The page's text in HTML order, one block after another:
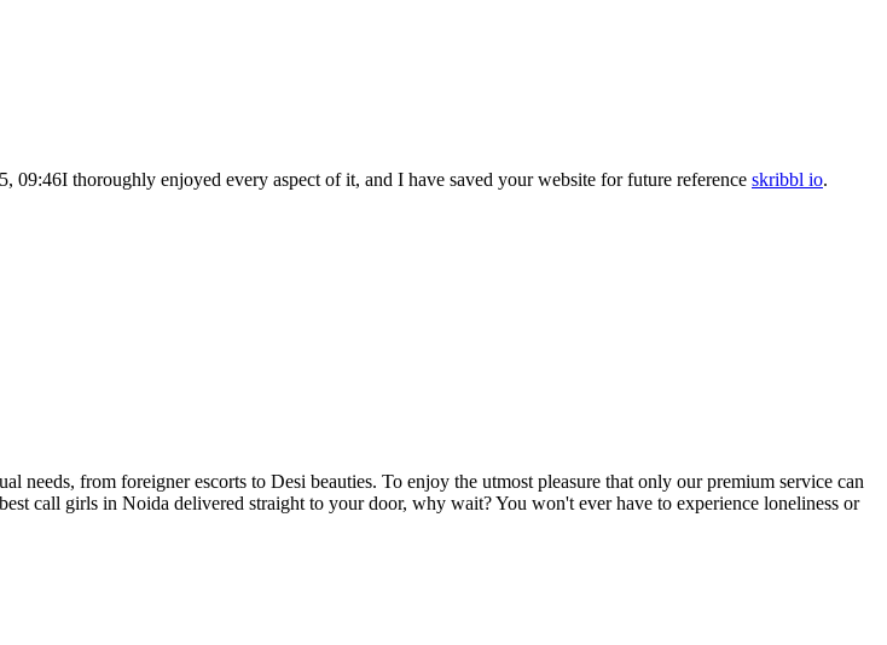
09:46I thoroughly enjoyed every aspect of it, and I have saved your website for future reference skribbl io.
needs, from foreigner escorts to Desi beauties. To enjoy the utmost pleasure that only our premium service can
call girls in Noida delivered straight to your door, why wait? You won't ever have to experience loneliness or